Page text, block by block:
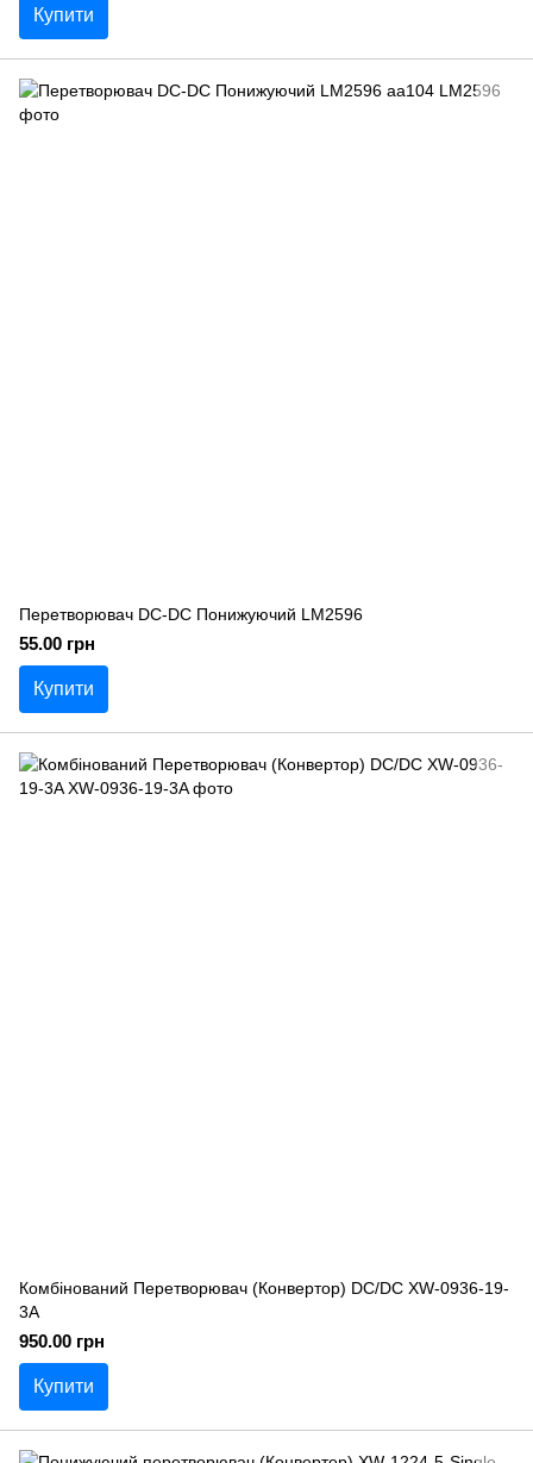
Купити
Перетворювач DC-DC Понижуючий LM2596
55.00 грн
Купити
Комбінований Перетворювач (Конвертор) DC/DC XW-0936-19-
3A
950.00 грн
Купити